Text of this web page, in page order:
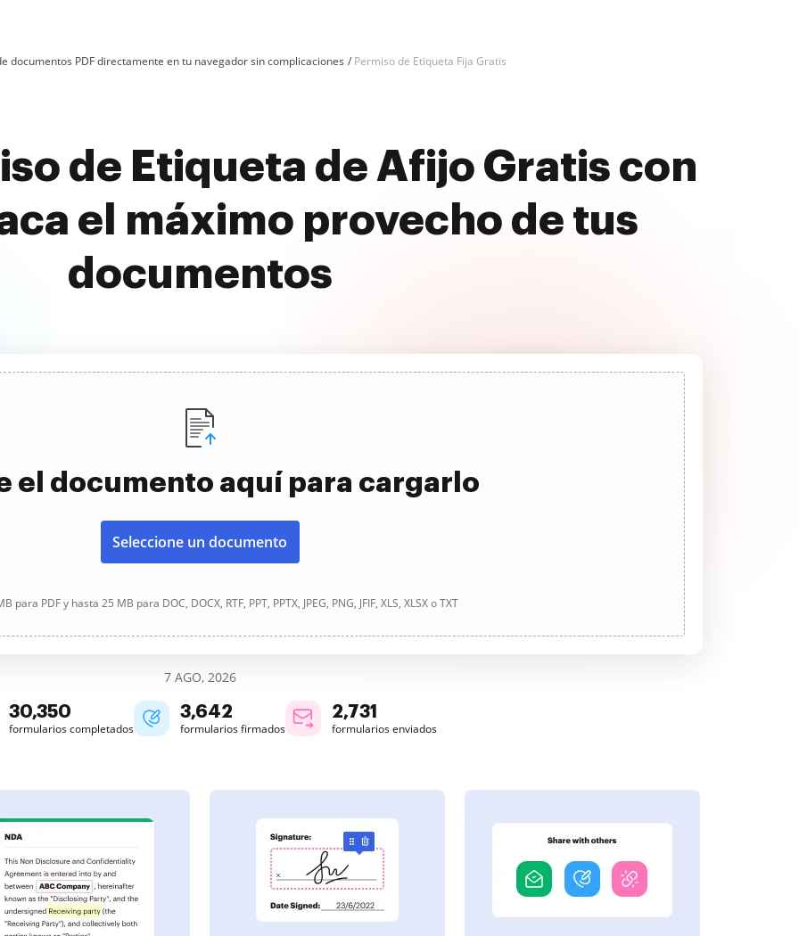
documentos PDF directamente en tu navegador sin complicaciones Permiso de Etiqueta Fija Gratis
de Etiqueta de Afijo Gratis con
el máximo provecho de tus
documentos
el documento aquí para cargarlo
Seleccione un documento
para PDF y hasta 25 MB para DOC, DOCX, RTF, PPT, PPTX, JPEG, PNG, JFIF, XLS, XLSX o TXT
7 AGO, 2026
30,350
formularios completados
3,642
formularios firmados
2,731
formularios enviados